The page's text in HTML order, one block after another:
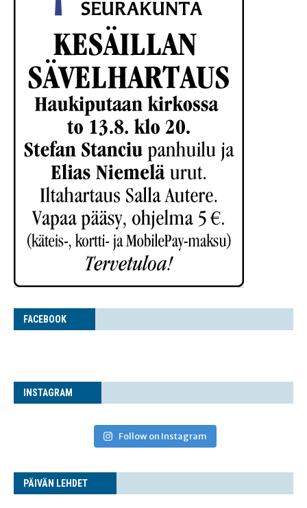
FACE­BOOK
INS­TA­GRAM
Follow on Instagram
PÄI­VÄN LEHDET